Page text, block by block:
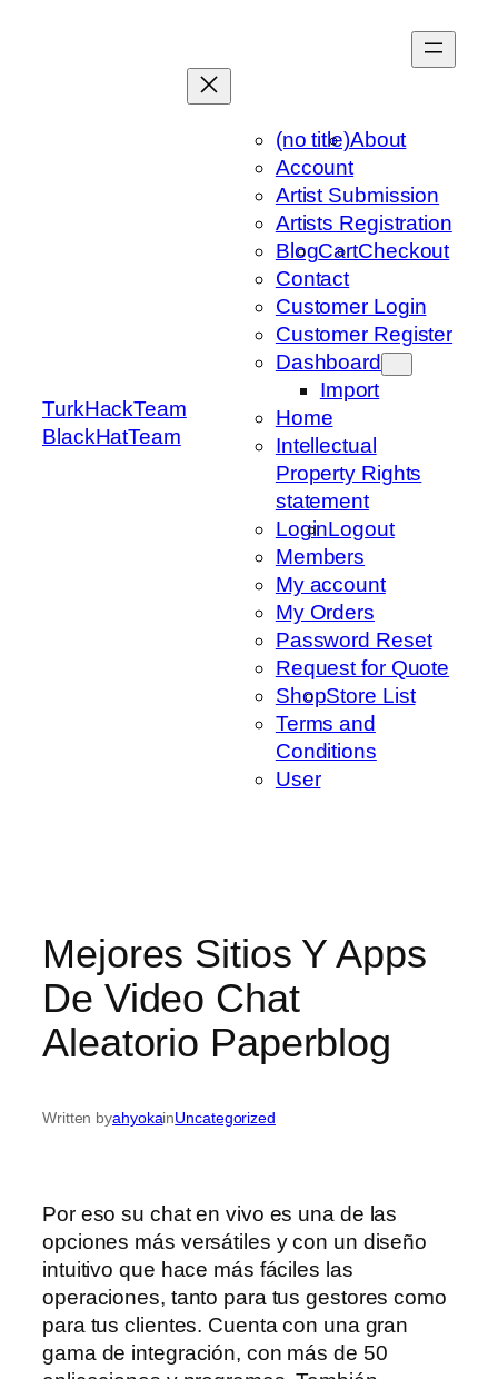
TurkHackTeam
BlackHatTeam
(no title)About
Account
Artist Submission
Artists Registration
BlogCartCheckout
Contact
Customer Login
Customer Register
Dashboard
Import
Home
Intellectual
Property Rights
statement
LoginLogout
Members
My account
My Orders
Password Reset
Request for Quote
ShopStore List
Terms and
Conditions
User
Mejores Sitios Y Apps
De Video Chat
Aleatorio Paperblog
Written byahyokainUncategorized
Por eso su chat en vivo es una de las
opciones más versátiles y con un diseño
intuitivo que hace más fáciles las
operaciones, tanto para tus gestores como
para tus clientes. Cuenta con una gran
gama de integración, con más de 50